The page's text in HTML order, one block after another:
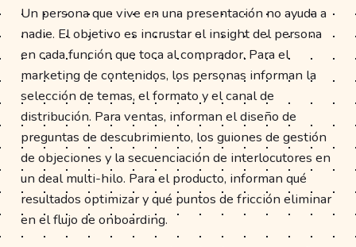
Un persona que vive en una presentación no ayuda a
nadie. El objetivo es incrustar el insight del persona
en cada función que toca al comprador. Para el
marketing de contenidos, los personas informan la
selección de temas, el formato y el canal de
distribución. Para ventas, informan el diseño de
preguntas de descubrimiento, los guiones de gestión
de objeciones y la secuenciación de interlocutores en
un deal multi-hilo. Para el producto, informan qué
resultados optimizar y qué puntos de fricción eliminar
en el flujo de onboarding.